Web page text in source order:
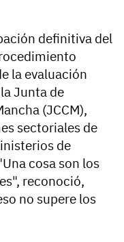
definitiva del
la evaluación
Junta de
(JCCM),
sectoriales de
de
cosa son los
reconoció,
no supere los